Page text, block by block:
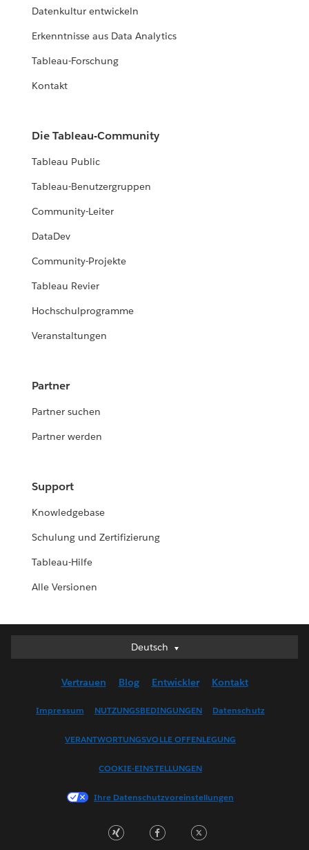
Datenkultur entwickeln
Erkenntnisse aus Data Analytics
Tableau-Forschung
Kontakt
Die Tableau-Community
Tableau Public
Tableau-Benutzergruppen
Community-Leiter
DataDev
Community-Projekte
Tableau Revier
Hochschulprogramme
Veranstaltungen
Partner
Partner suchen
Partner werden
Support
Knowledgebase
Schulung und Zertifizierung
Tableau-Hilfe
Alle Versionen
Deutsch
Deutsch
English (US)
Français (France)
한국어
Português
Vertrauen Blog Entwickler Kontakt
Impressum NUTZUNGSBEDINGUNGEN Datenschutz
VERANTWORTUNGSVOLLE OFFENLEGUNG
COOKIE-EINSTELLUNGEN
Ihre Datenschutzvoreinstellungen